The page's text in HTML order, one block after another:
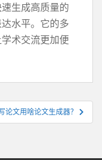
生成高质量的
水平。它的多
术交流更加便
论文用啥论文生成器？